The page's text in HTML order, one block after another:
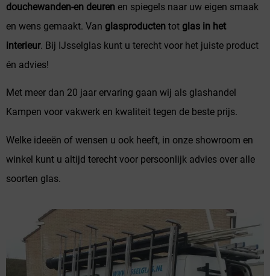
douchewanden-en deuren en spiegels naar uw eigen smaak
en wens gemaakt. Van glasproducten tot glas in het
interieur. Bij IJsselglas kunt u terecht voor het juiste product
én advies!
Met meer dan 20 jaar ervaring gaan wij als glashandel
Kampen voor vakwerk en kwaliteit tegen de beste prijs.
Welke ideeën of wensen u ook heeft, in onze showroom en
winkel kunt u altijd terecht voor persoonlijk advies over alle
soorten glas.